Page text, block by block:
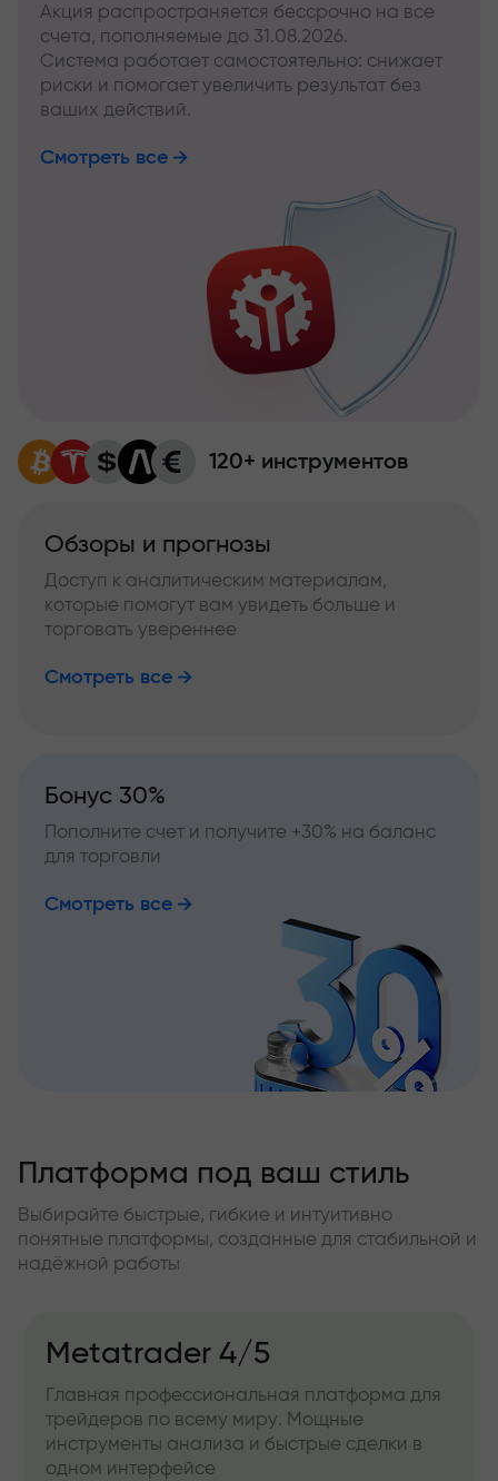
Акция распространяется бессрочно на все
счета, пополняемые до 31.08.2026.
Система работает самостоятельно: снижает
риски и помогает увеличить результат без
ваших действий.
Смотреть все
120+ инструментов
Обзоры и прогнозы
Доступ к аналитическим материалам,
которые помогут вам увидеть больше и
торговать увереннее
Смотреть все
Бонус 30%
Пополните счет и получите +30% на баланс
для торговли
Смотреть все
Платформа под ваш стиль
Выбирайте быстрые, гибкие и интуитивно
понятные платформы, созданные для стабильной и
надёжной работы
Metatrader 4/5
Главная профессиональная платформа для
трейдеров по всему миру. Мощные
инструменты анализа и быстрые сделки в
одном интерфейсе